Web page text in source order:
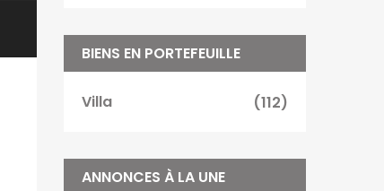
BIENS EN PORTEFEUILLE
Villa (112)
ANNONCES À LA UNE